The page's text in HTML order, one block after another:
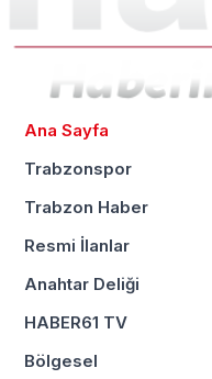
Ana Sayfa
Trabzonspor
Trabzon Haber
Resmi İlanlar
Anahtar Deliği
HABER61 TV
Bölgesel